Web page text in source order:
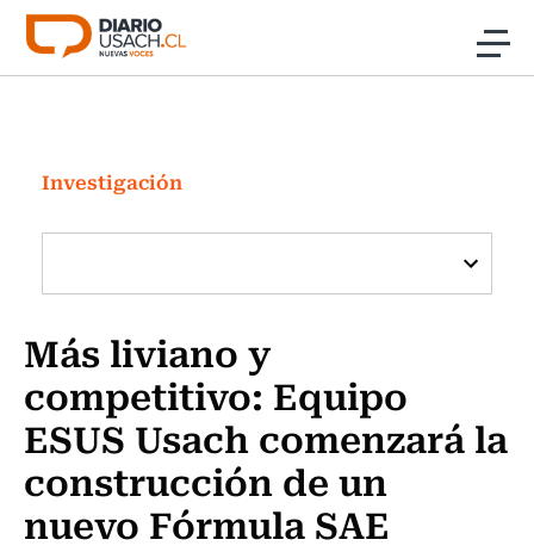
Click acá para ir directamente al contenido
Investigación
Cultura
Programas Radio y TV Usach
Investigación
Más liviano y
competitivo: Equipo
ESUS Usach comenzará la
construcción de un
nuevo Fórmula SAE